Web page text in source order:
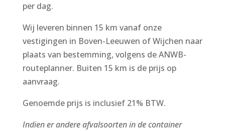
per dag.
Wij leveren binnen 15 km vanaf onze
vestigingen in Boven-Leeuwen of Wijchen naar
plaats van bestemming, volgens de ANWB-
routeplanner. Buiten 15 km is de prijs op
aanvraag.
Genoemde prijs is inclusief 21% BTW.
Indien er andere afvalsoorten in de container